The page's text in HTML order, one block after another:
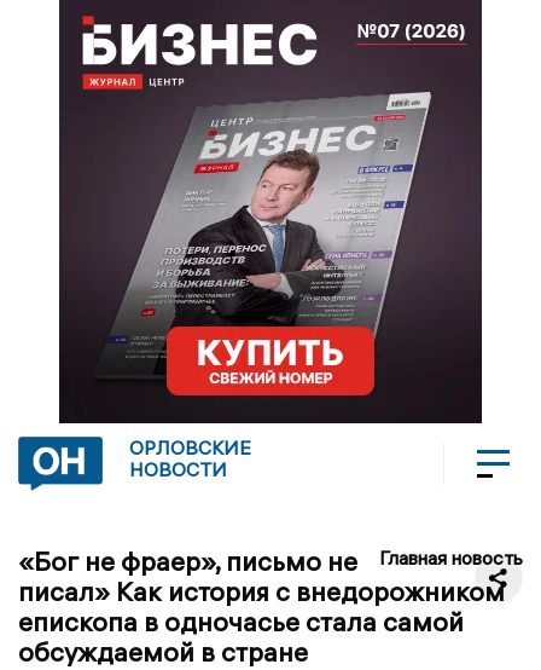
ОРЛОВСКИЕ
НОВОСТИ
Главная новость
«Бог не фраер», письмо не
писал» Как история с внедорожником
епископа в одночасье стала самой
обсуждаемой в стране